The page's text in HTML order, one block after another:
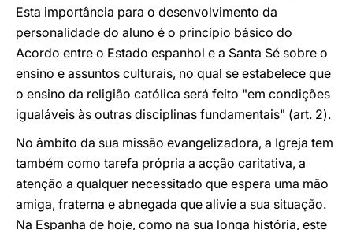
Esta importância para o desenvolvimento da
personalidade do aluno é o princípio básico do
Acordo entre o Estado espanhol e a Santa Sé sobre o
ensino e assuntos culturais, no qual se estabelece que
o ensino da religião católica será feito "em condições
igualáveis às outras disciplinas fundamentais" (art. 2).
No âmbito da sua missão evangelizadora, a Igreja tem
também como tarefa própria a acção caritativa, a
atenção a qualquer necessitado que espera uma mão
amiga, fraterna e abnegada que alivie a sua situação.
Na Espanha de hoje, como na sua longa história, este